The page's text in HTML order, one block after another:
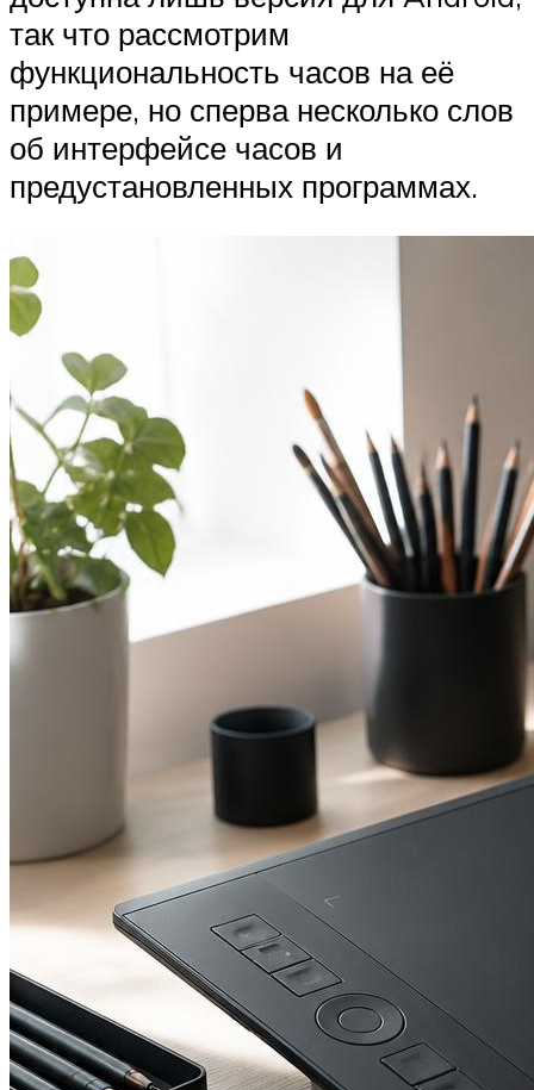
так что рассмотрим
функциональность часов на её
примере, но сперва несколько слов
об интерфейсе часов и
предустановленных программах.